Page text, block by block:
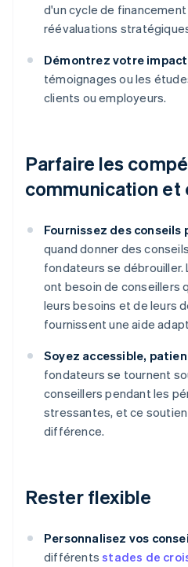
d'un cycle de
réévaluations
Démontrez votre impact
témoignages ou les
clients ou employeurs.
Parfaire les
communication et
Fournissez des conseils
quand donner des
fondateurs se
ont besoin de conseillers
leurs besoins et de leurs
fournissent une aide
Soyez accessible,
fondateurs se tournent
conseillers pendant les
stressantes, et ce
différence.
Rester flexible
Personnalisez vos
différentsstades de